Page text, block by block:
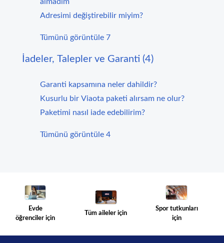
Adresimi değiştirebilir miyim?
Tümünü görüntüle 7
İadeler, Talepler ve Garanti (4)
Garanti kapsamına neler dahildir?
Kusurlu bir Viaota paketi alırsam ne olur?
Paketimi nasıl iade edebilirim?
Tümünü görüntüle 4
Evde
öğrenciler için
Tüm aileler için
Spor tutkunları
için